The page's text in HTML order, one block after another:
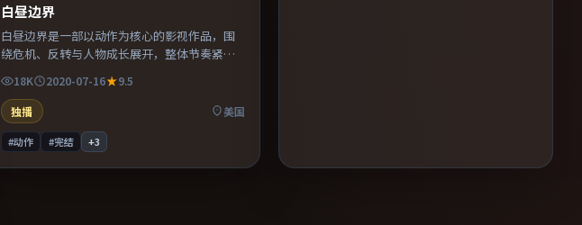
白昼边界
白昼边界是一部以动作为核心的影视作品，围
绕危机、反转与人物成长展开，整体节奏紧
18K 2020-07-16
9.5
独播
美国
#动作 #完结 +3